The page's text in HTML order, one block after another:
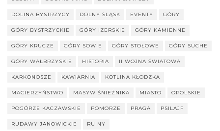
DOLINA BYSTRZYCY DOLNY ŚLĄSK EVENTY GÓRY
GÓRY BYSTRZYCKIE GÓRY IZERSKIE GÓRY KAMIENNE
GÓRY KRUCZE GÓRY SOWIE GÓRY STOŁOWE GÓRY SUCHE
GÓRY WAŁBRZYSKIE HISTORIA II WOJNA ŚWIATOWA
KARKONOSZE KAWIARNIA KOTLINA KŁODZKA
MACIERZYŃSTWO MASYW ŚNIEŻNIKA MIASTO OPOLSKIE
POGÓRZE KACZAWSKIE POMORZE PRAGA PSILAJF
RUDAWY JANOWICKIE RUINY